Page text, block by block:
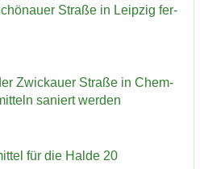
Stra­ße in Leip­zig fer­
Zwi­ckau­er Stra­ße in Chem­
sa­niert wer­den
für die Halde 20